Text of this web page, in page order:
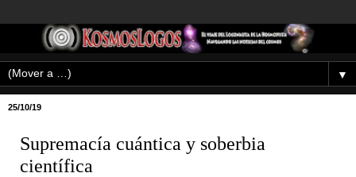
▼
25/10/19
Supremacía cuántica y soberbia
científica